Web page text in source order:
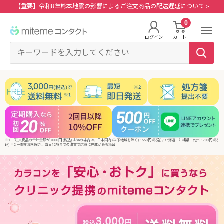
キ
プ
す
【重要】令和8年熊本地震の影響によるご注文商品の配送遅延について >
miteme
contact
ログイン
0
カート
ポイントを交換する
ログイン・新規会員登録はこちら
クリニックフォアやアプリ「クリフォア」と同じアカウントをご利用いただけま
す。
レンズタイプから探す
レンズタイプから探す
1Day
2Week
乱視用
カラコン
メーカーから探す
メーカーから探す
ジョンソン・エンド・ジョンソン
メニコン
クーパービジョン
シード
※1 ご注文商品の合計金額が3,000円 (税込) 未満の場合は、日本国内 (以下地域を除く) : 550円 (税込) / 北海道・沖縄県・九州 : 700円 (税
込) ※2 一部地域を除き、当日12時までの注文で店舗に在庫がある場合